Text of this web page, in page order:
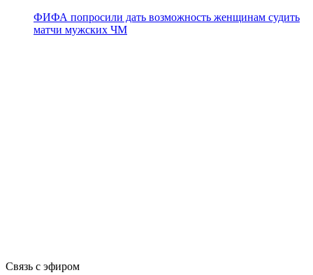
ФИФА попросили дать возможность женщинам судить
матчи мужских ЧМ
Связь с эфиром